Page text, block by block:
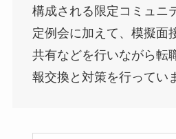
構成される限定コミュニ
定例会に加えて、模擬面
共有などを行いながら転
報交換と対策を行ってい